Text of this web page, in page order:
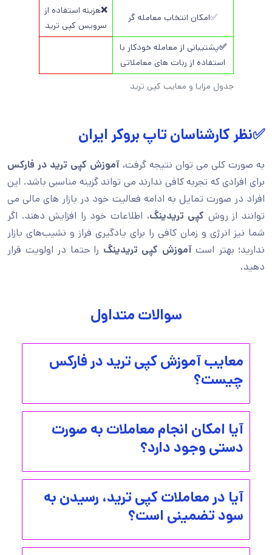
جدول مزایا و معایب کپی ترید
✅امکان انتخاب معامله گر
❌هزینه استفاده از
سرویس کپی ترید
✅پشتیبانی از معامله خودکار با
استفاده از ربات های معاملاتی
✅نظر کارشناسان تاپ بروکر ایران
به صورت کلی می توان نتیجه گرفت، آموزش کپی ترید در فارکس
برای افرادی که تجربه کافی ندارند می تواند گزینه مناسبی باشد. این
افراد در صورت تمایل به ادامه فعالیت خود در بازار های مالی می
توانند از روش کپی تریدینگ، اطلاعات خود را افزایش دهند. اگر
شما نیز انرژی و زمان کافی را برای یادگیری فراز و نشیب‌های بازار
ندارید؛ بهتر استآموزش کپی تریدینگ را حتما در اولویت قرار
دهید.
سوالات متداول
معایب آموزش کپی ترید در فارکس
چیست؟
آیا امکان انجام معاملات به صورت
دستی وجود دارد؟
آیا در معاملات کپی ترید، رسیدن به
سود تضمینی است؟